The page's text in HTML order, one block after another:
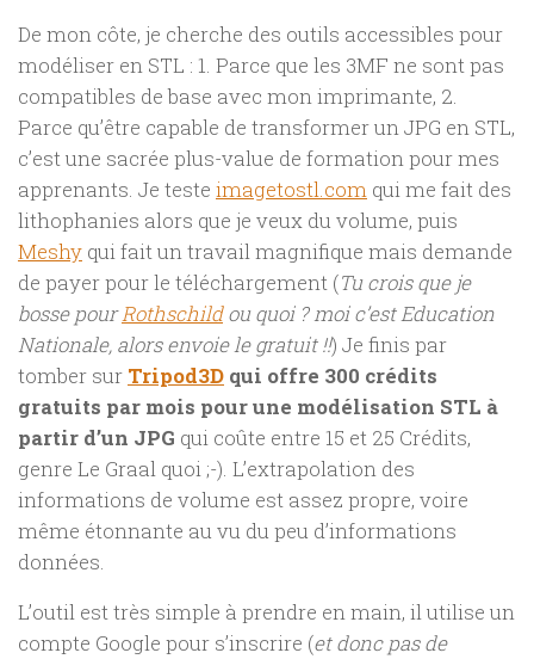
De mon côte, je cherche des outils accessibles pour
modéliser en STL : 1. Parce que les 3MF ne sont pas
compatibles de base avec mon imprimante, 2.
Parce qu’être capable de transformer un JPG en STL,
c’est une sacrée plus-value de formation pour mes
apprenants. Je teste imagetostl.com qui me fait des
lithophanies alors que je veux du volume, puis
Meshy qui fait un travail magnifique mais demande
de payer pour le téléchargement (Tu crois que je
bosse pourRothschildou quoi ? moi c’est Education
Nationale, alors envoie le gratuit !!) Je finis par
tomber sur Tripod3D qui offre 300 crédits
gratuits par mois pour une modélisation STL à
partir d’un JPG qui coûte entre 15 et 25 Crédits,
genre Le Graal quoi ;-). L’extrapolation des
informations de volume est assez propre, voire
même étonnante au vu du peu d’informations
données.
L’outil est très simple à prendre en main, il utilise un
compte Google pour s’inscrire (et donc pas de